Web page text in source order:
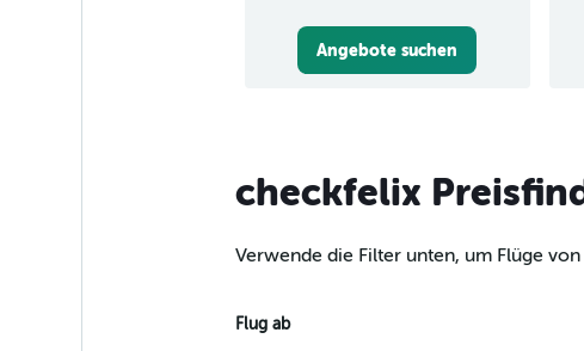
Angebote suchen
checkfelix
Verwende die Filter unten, um Flüge
Flug ab